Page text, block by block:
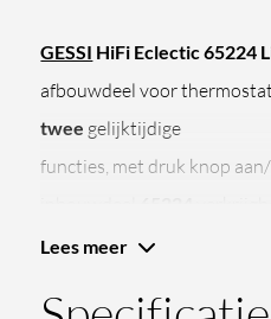
GESSI HiFi Eclectic 65224
afbouwdeel voor
twee gelijktijdige
functies, met druk knop
HiFi Eclectic omvat, met een
Lees meer